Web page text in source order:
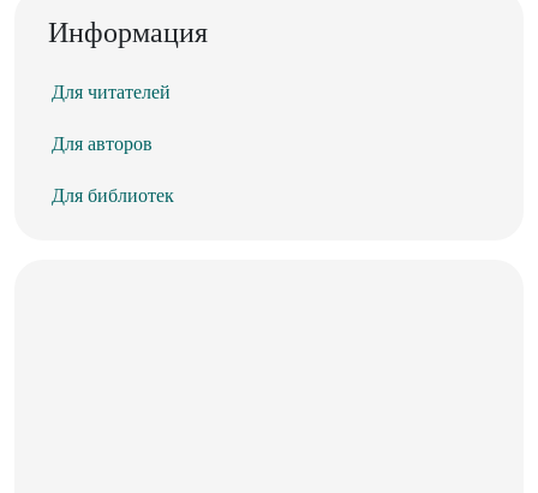
Информация
Для читателей
Для авторов
Для библиотек